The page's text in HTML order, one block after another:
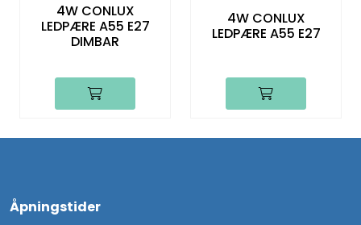
4W CONLUX
LEDPÆRE A55 E27
DIMBAR
4W CONLUX
LEDPÆRE A55 E27
Åpningstider